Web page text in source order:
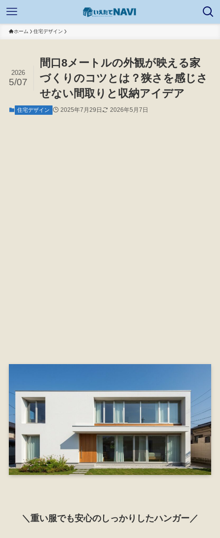
ホーム 住宅デザイン
間口8メートルの外観が映える家
づくりのコツとは？狭さを感じさ
せない間取りと収納アイデア
2026
5/07
住宅デザイン 2025年7月29日 2026年5月7日
＼重い服でも安心のしっかりしたハンガー／